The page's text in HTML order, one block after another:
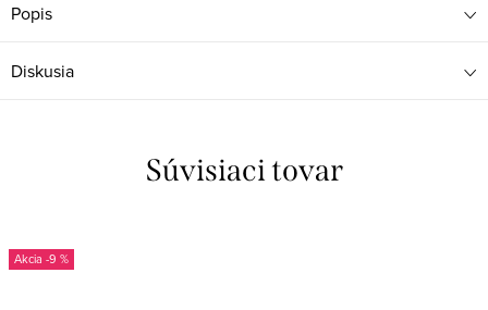
Popis
Diskusia
Súvisiaci tovar
-9 %